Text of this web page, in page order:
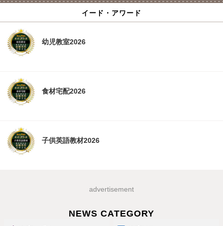
イード・アワード
幼児教室2026
食材宅配2026
子供英語教材2026
advertisement
NEWS CATEGORY